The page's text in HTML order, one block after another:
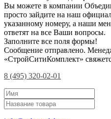
Вы можете в компании
просто зайдите на наш
указанному номеру, а наши
ответят на все Ваши вопросы.
Заполните все поля формы!
Сообщение отправлено.
«СтройСитиКомплект»
8 (495) 320-02-01